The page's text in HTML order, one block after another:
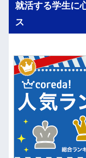
就活する学生に
ス